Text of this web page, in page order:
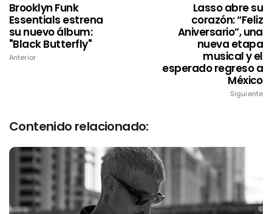
Brooklyn Funk
Essentials estrena
su nuevo álbum:
"Black Butterfly"
Anterior
Lasso abre su
corazón: “Feliz
Aniversario”, una
nueva etapa
musical y el
esperado regreso a
México
Siguiente
Contenido relacionado: